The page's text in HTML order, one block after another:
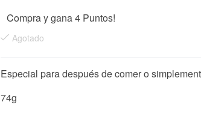
Compra y gana 4 Puntos!
Agotado
Especial para después de comer o
74g